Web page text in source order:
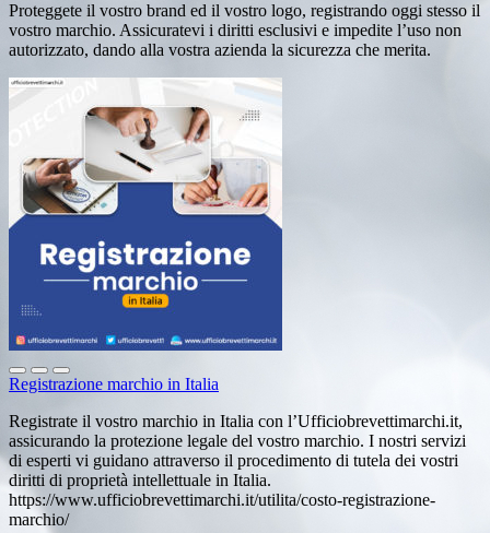
Proteggete il vostro brand ed il vostro logo, registrando oggi stesso il
vostro marchio. Assicuratevi i diritti esclusivi e impedite l’uso non
autorizzato, dando alla vostra azienda la sicurezza che merita.
Registrazione marchio in Italia
Registrate il vostro marchio in Italia con l’Ufficiobrevettimarchi.it,
assicurando la protezione legale del vostro marchio. I nostri servizi
di esperti vi guidano attraverso il procedimento di tutela dei vostri
diritti di proprietà intellettuale in Italia.
https://www.ufficiobrevettimarchi.it/utilita/costo-registrazione-
marchio/